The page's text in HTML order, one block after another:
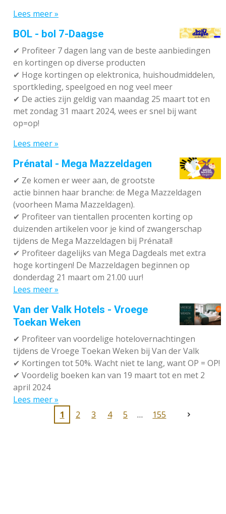
Lees meer »
BOL - bol 7-Daagse
✔ Profiteer 7 dagen lang van de beste aanbiedingen
en kortingen op diverse producten
✔ Hoge kortingen op elektronica, huishoudmiddelen,
sportkleding, speelgoed en nog veel meer
✔ De acties zijn geldig van maandag 25 maart tot en
met zondag 31 maart 2024, wees er snel bij want
op=op!
Lees meer »
Prénatal - Mega Mazzeldagen
✔ Ze komen er weer aan, de grootste
actie binnen haar branche: de Mega Mazzeldagen
(voorheen Mama Mazzeldagen).
✔ Profiteer van tientallen procenten korting op
duizenden artikelen voor je kind of zwangerschap
tijdens de Mega Mazzeldagen bij Prénatal!
✔ Profiteer dagelijks van Mega Dagdeals met extra
hoge kortingen! De Mazzeldagen beginnen op
donderdag 21 maart om 21.00 uur!
Lees meer »
Van der Valk Hotels - Vroege
Toekan Weken
✔ Profiteer van voordelige hotelovernachtingen
tijdens de Vroege Toekan Weken bij Van der Valk
✔ Kortingen tot 50%. Wacht niet te lang, want OP = OP!
✔ Voordelig boeken kan van 19 maart tot en met 2
april 2024
Lees meer »
1
2 3 4 5 155